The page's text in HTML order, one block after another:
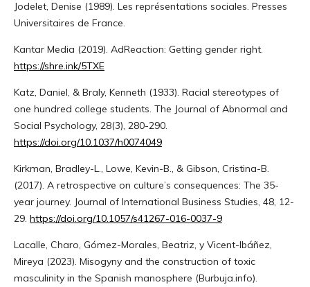
Jodelet, Denise (1989). Les représentations sociales. Presses
Universitaires de France.
Kantar Media (2019). AdReaction: Getting gender right.
https://shre.ink/5TXE
Katz, Daniel, & Braly, Kenneth (1933). Racial stereotypes of
one hundred college students. The Journal of Abnormal and
Social Psychology, 28(3), 280-290.
https://doi.org/10.1037/h0074049
Kirkman, Bradley-L., Lowe, Kevin-B., & Gibson, Cristina-B.
(2017). A retrospective on culture’s consequences: The 35-
year journey. Journal of International Business Studies, 48, 12-
29. https://doi.org/10.1057/s41267-016-0037-9
Lacalle, Charo, Gómez-Morales, Beatriz, y Vicent-Ibáñez,
Mireya (2023). Misogyny and the construction of toxic
masculinity in the Spanish manosphere (Burbuja.info).